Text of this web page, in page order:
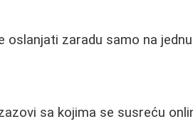
oslanjati zaradu samo na
sa kojima se susreću